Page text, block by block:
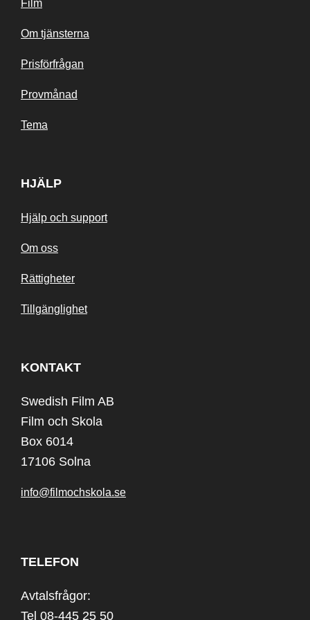
Film
Om tjänsterna
Prisförfrågan
Provmånad
Tema
HJÄLP
Hjälp och support
Om oss
Rättigheter
Tillgänglighet
KONTAKT
Swedish Film AB
Film och Skola
Box 6014
17106 Solna
info@filmochskola.se
TELEFON
Avtalsfrågor:
Tel 08-445 25 50